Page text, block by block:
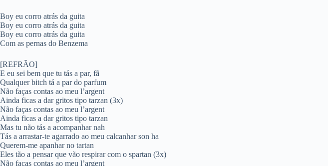
Boy eu corro atrás da guita
Boy eu corro atrás da guita
Boy eu corro atrás da guita
Com as pernas do Benzema
[REFRÃO]
E eu sei bem que tu tás a par, fã
Qualquer bitch tá a par do parfum
Não faças contas ao meu l’argent
Ainda ficas a dar gritos tipo tarzan (3x)
Não faças contas ao meu l’argent
Ainda ficas a dar gritos tipo tarzan
Mas tu não tás a acompanhar nah
Tás a arrastar-te agarrado ao meu calcanhar son ha
Querem-me apanhar no tartan
Eles tão a pensar que vão respirar com o spartan (3x)
Não faças contas ao meu l’argent